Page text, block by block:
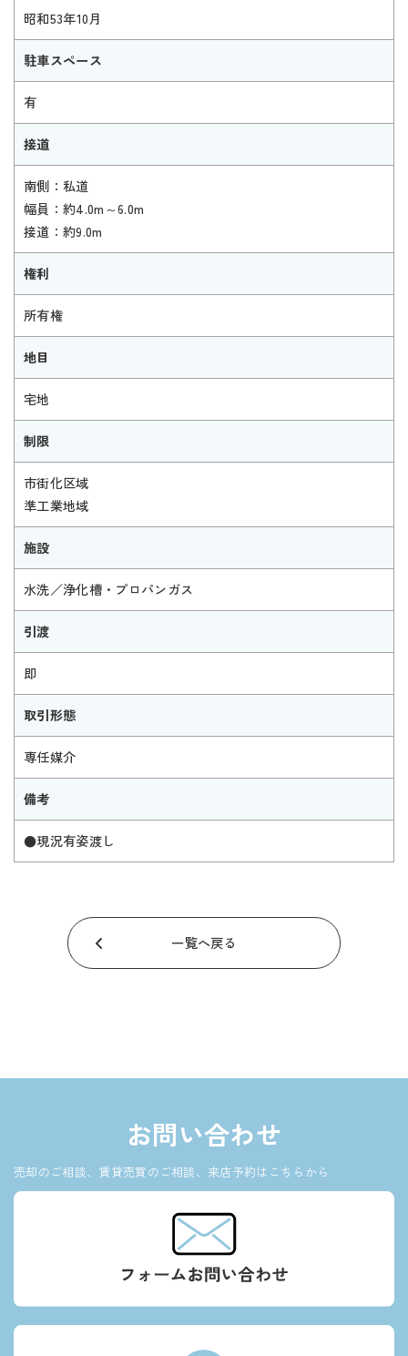
昭和53年10月
駐車スペース
有
接道
南側：私道
幅員：約4.0m～6.0m
接道：約9.0m
権利
所有権
地目
宅地
制限
市街化区域
準工業地域
施設
水洗／浄化槽・プロパンガス
引渡
即
取引形態
専任媒介
備考
●現況有姿渡し
一覧へ戻る
お問い合わせ
売却のご相談、賃貸売買のご相談、来店予約はこちらから